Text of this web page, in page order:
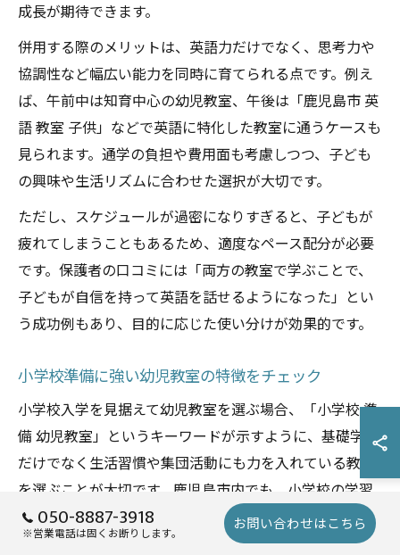
成長が期待できます。
併用する際のメリットは、英語力だけでなく、思考力や
協調性など幅広い能力を同時に育てられる点です。例え
ば、午前中は知育中心の幼児教室、午後は「鹿児島市 英
語 教室 子供」などで英語に特化した教室に通うケースも
見られます。通学の負担や費用面も考慮しつつ、子ども
の興味や生活リズムに合わせた選択が大切です。
ただし、スケジュールが過密になりすぎると、子どもが
疲れてしまうこともあるため、適度なペース配分が必要
です。保護者の口コミには「両方の教室で学ぶことで、
子どもが自信を持って英語を話せるようになった」とい
う成功例もあり、目的に応じた使い分けが効果的です。
小学校準備に強い幼児教室の特徴をチェック
小学校入学を見据えて幼児教室を選ぶ場合、「小学校 準
備 幼児教室」というキーワードが示すように、基礎学力
だけでなく生活習慣や集団活動にも力を入れている教室
を選ぶことが大切です。鹿児島市内でも、小学校の学習
内容を先取りしたプログラムや、机に向かう習慣を身に
つけさせるカリキュラムが多く見られます。
050-8887-3918
※営業電話は固くお断りします。 お問い合わせはこちら